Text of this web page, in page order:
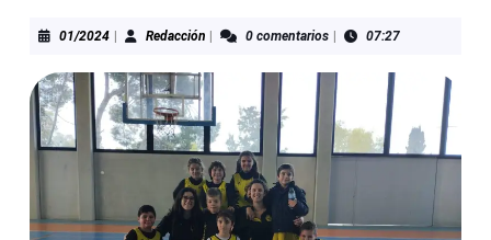
01/202401/2024RedacciónRedacción0 comentarios 07:27